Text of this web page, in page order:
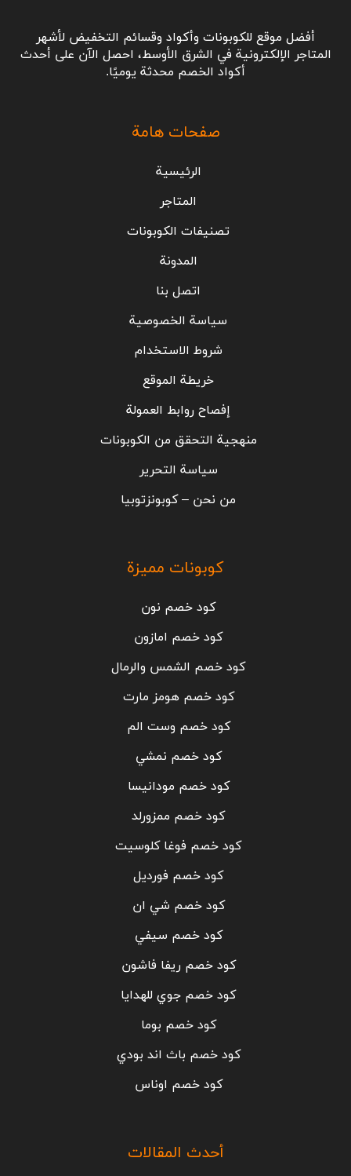
أفضل موقع للكوبونات وأكواد وقسائم التخفيض لأشهر
المتاجر الإلكترونية في الشرق الأوسط، احصل الآن على أحدث
أكواد الخصم محدثة يوميًا.
صفحات هامة
الرئيسية
المتاجر
تصنيفات الكوبونات
المدونة
اتصل بنا
سياسة الخصوصية
شروط الاستخدام
خريطة الموقع
إفصاح روابط العمولة
منهجية التحقق من الكوبونات
سياسة التحرير
من نحن – كوبونزتوبيا
كوبونات مميزة
كود خصم نون
كود خصم امازون
كود خصم الشمس والرمال
كود خصم هومز مارت
كود خصم وست الم
كود خصم نمشي
كود خصم مودانيسا
كود خصم ممزورلد
كود خصم فوغا كلوسيت
كود خصم فورديل
كود خصم شي ان
كود خصم سيفي
كود خصم ريفا فاشون
كود خصم جوي للهدايا
كود خصم بوما
كود خصم باث اند بودي
كود خصم اوناس
أحدث المقالات